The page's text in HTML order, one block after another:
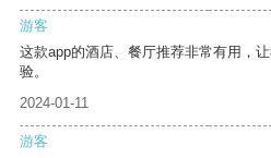
游客
这款app的酒店、餐厅推荐非常有用，
验。
2024-01-11
游客